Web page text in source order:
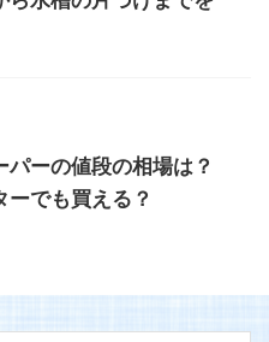
パーの値段の相場は？
ーでも買える？